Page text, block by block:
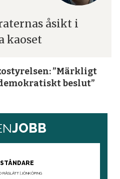
åsikt i
kaoset
”Märkligt
beslut”